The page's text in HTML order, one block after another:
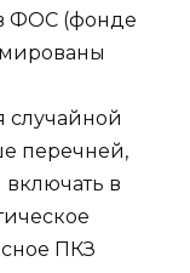
ФОС (фонде
случайной
перечней,
в
ПКЗ